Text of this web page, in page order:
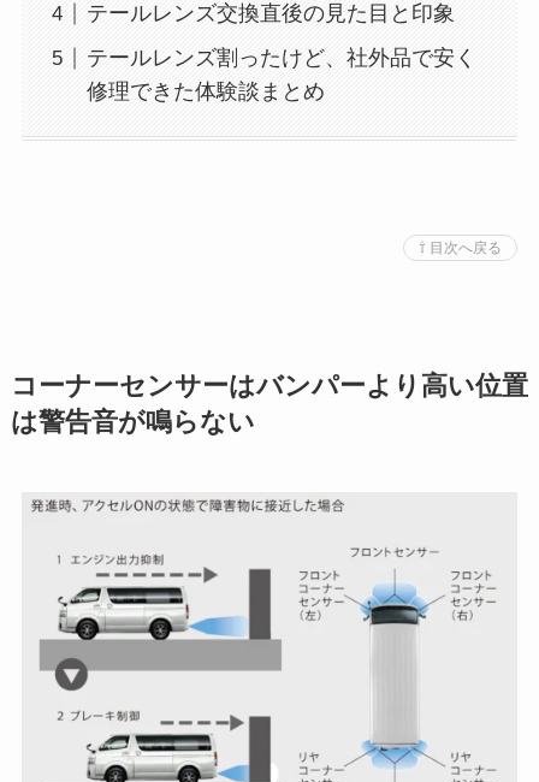
テールレンズ交換直後の見た目と印象
テールレンズ割ったけど、社外品で安く
修理できた体験談まとめ
⇧ 目次へ戻る
コーナーセンサーはバンパーより高い位置
は警告音が鳴らない